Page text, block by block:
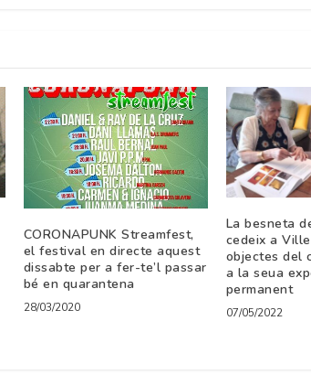
CORONAPUNK Streamfest,
el festival en directe aquest
dissabte per a fer-te’l passar
bé en quarantena
28/03/2020
La besneta
cedeix a
objectes del
a la seua
permanent
07/05/2022